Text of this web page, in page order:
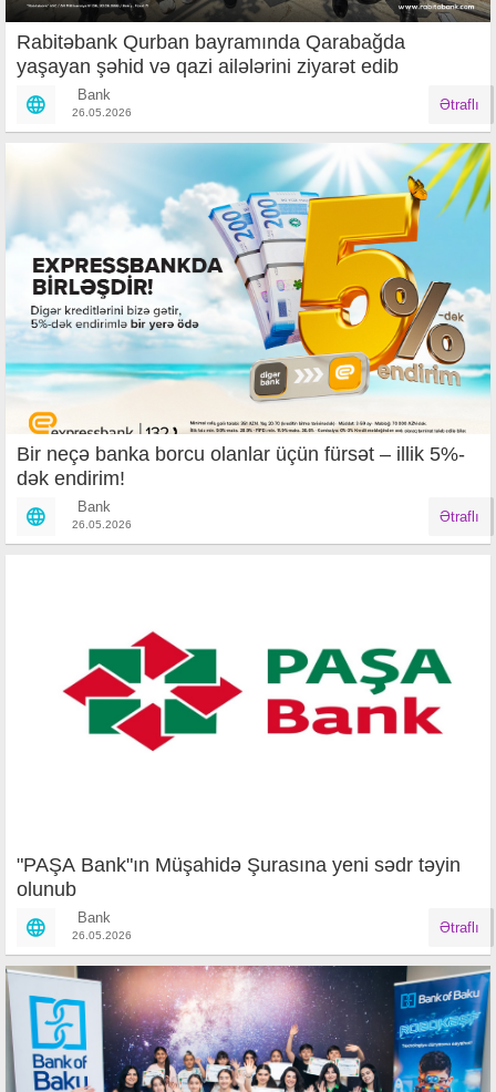
Rabitəbank Qurban bayramında Qarabağda
yaşayan şəhid və qazi ailələrini ziyarət edib
Bank
26.05.2026 Ətraflı
Bir neçə banka borcu olanlar üçün fürsət – illik 5%-
dək endirim!
Bank
26.05.2026 Ətraflı
"PAŞA Bank"ın Müşahidə Şurasına yeni sədr təyin
olunub
Bank
26.05.2026 Ətraflı